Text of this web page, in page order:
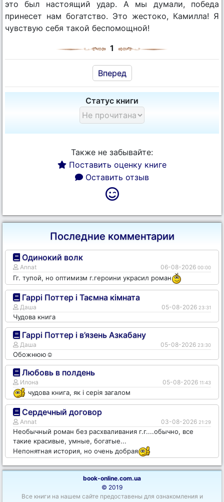
это был настоящий удар. А мы думали, победа
принесет нам богатство. Это жестоко, Камилла! Я
чувствую себя такой беспомощной!
1
Вперед
Статус книги
Также не забывайте:
Поставить оценку книге
Оставить отзыв
Последние комментарии
Одинокий волк
Annat 06-08-2026 00:00
Гг. тупой, но оптимизм г.героини украсил роман
Гаррі Поттер і Таємна кімната
Даша 05-08-2026 23:31
Чудова книга
Гаррі Поттер і в’язень Азкабану
Даша 05-08-2026 23:30
Обожнюю☺️
Любовь в полдень
Илона 05-08-2026 11:43
чудова книга, як і серія загалом
Сердечный договор
Annat 03-08-2026 21:29
Необычный роман без расхваливания г.г....обычно, все
такие красивые, умные, богатые...
Непонятная история, но очень добрая
book-online.com.ua
© 2019
Все книги на нашем сайте предоставены для ознакомления и